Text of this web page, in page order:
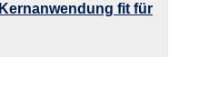
fit für